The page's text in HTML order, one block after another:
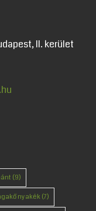
II. kerület
(9)
nyakék(7)